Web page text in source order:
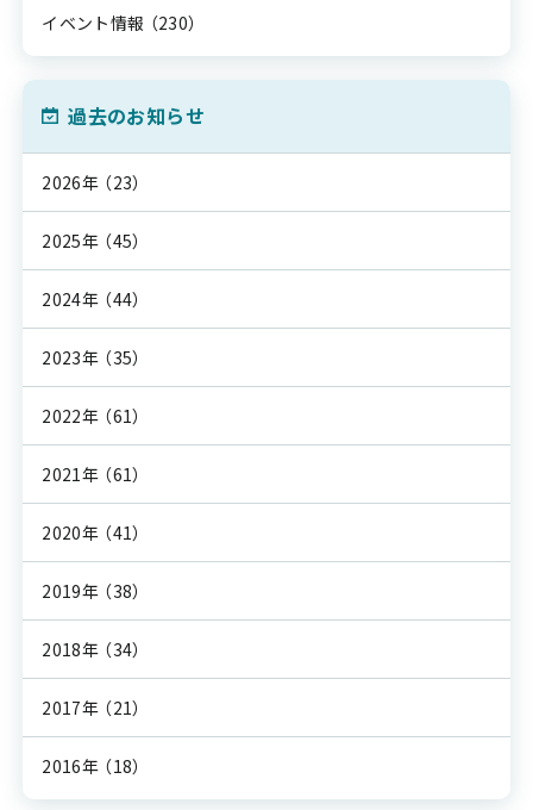
イベント情報 （230）
過去のお知らせ
2026年 （23）
2025年 （45）
2024年 （44）
2023年 （35）
2022年 （61）
2021年 （61）
2020年 （41）
2019年 （38）
2018年 （34）
2017年 （21）
2016年 （18）